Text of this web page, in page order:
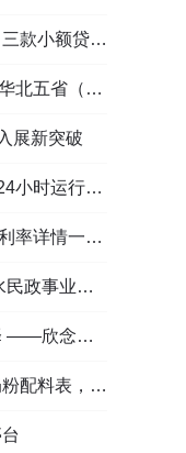
产品全面对比
舞蹈大赛舞台
展新突破
护户外劳动者
情一文看懂
量发展综述
载匠心传承路
驼乳与益生元